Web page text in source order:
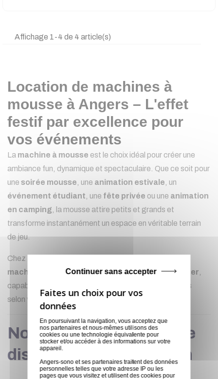
Affichage 1-4 de 4 article(s)
Location de machines à
mousse à Angers – L'effet
festif par excellence pour
vos événements
La machine à mousse est le choix idéal pour créer une
ambiance fun, dynamique et spectaculaire. Que ce soit pour
une soirée mousse , une animation estivale , un
événement étudiant , une fête privée ou une animation
en camping , la mousse attire petits et grands et
transforme instantanément un espace en véritable terrain
de jeu.
Chez
machines à mousse puissantes et faciles à utiliser
capables de couvrir de petites à très grandes surfaces
selon vos besoins.
Nos machines à mousse
disponibles à la location
En poursuivant la navigation, vous acceptez que
nos partenaires et nous-mêmes utilisons des
cookies ou une technologie équivalente pour
stocker et/ou accéder à des informations sur votre
appareil.
Angers-sono et ses partenaires traitent des données
personnelles telles que votre adresse IP ou les
pages que vous visitez et utilisent des cookies pour
Continuer sans accepter